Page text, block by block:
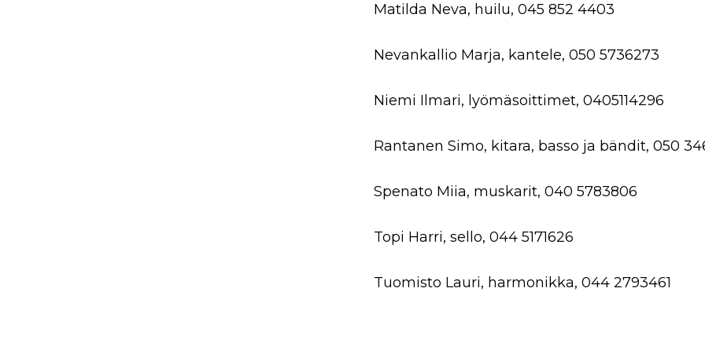
Matilda Neva, huilu, 045 852 4403
Nevankallio Marja, kantele, 050 5736273
Niemi Ilmari, lyömäsoittimet, 0405114296
Rantanen Simo, kitara, basso ja bändit, 050
Spenato Miia, muskarit, 040 5783806
Topi Harri, sello, 044 5171626
Tuomisto Lauri, harmonikka, 044 2793461